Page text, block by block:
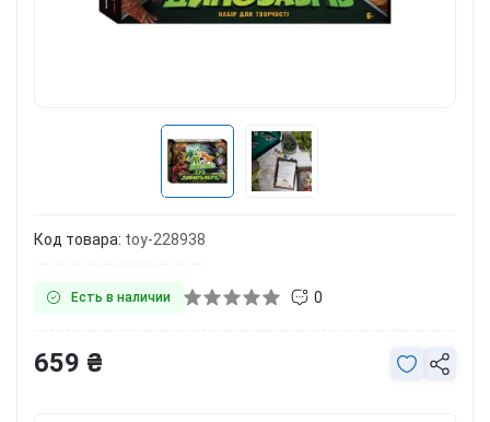
Код товара: toy-228938
Есть в наличии 0
659 ₴